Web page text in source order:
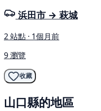
浜田市 → 萩城
2 站點 · 1個月前
9 瀏覽
收藏
山口縣的地區